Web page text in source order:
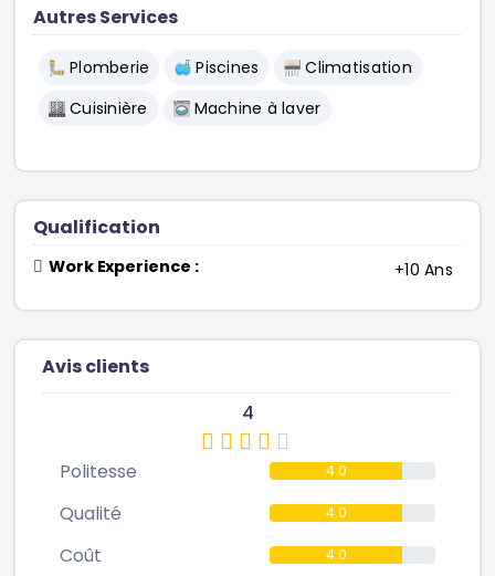
Autres Services
Plomberie Piscines
Climatisation
Cuisinière
Machine à laver
Qualification
Work Experience : +10 Ans
Avis clients
4
Politesse 4.0
Qualité 4.0
Coût 4.0